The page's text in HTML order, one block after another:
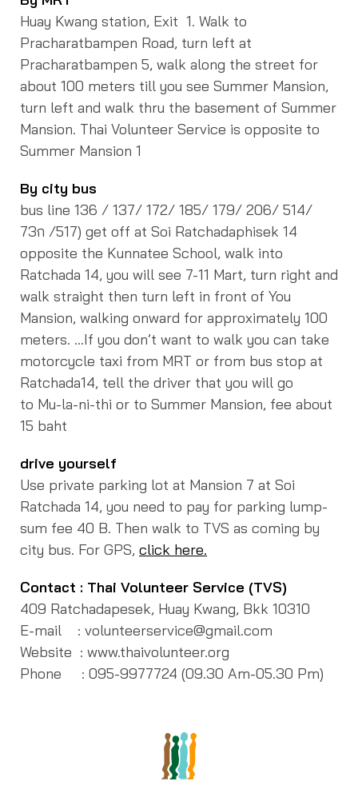
Huay Kwang station, Exit 1. Walk to
Pracharatbampen Road, turn left at
Pracharatbampen 5, walk along the street for
about 100 meters till you see Summer Mansion,
turn left and walk thru the basement of Summer
Mansion. Thai Volunteer Service is opposite to
Summer Mansion 1
By city bus
bus line 136 / 137/ 172/ 185/ 179/ 206/ 514/
73ก /517) get off at Soi Ratchadaphisek 14
opposite the Kunnatee School, walk into
Ratchada 14, you will see 7-11 Mart, turn right and
walk straight then turn left in front of You
Mansion, walking onward for approximately 100
meters. …If you don’t want to walk you can take
motorcycle taxi from MRT or from bus stop at
Ratchada14, tell the driver that you will go
to Mu-la-ni-thi or to Summer Mansion, fee about
15 baht
drive yourself
Use private parking lot at Mansion 7 at Soi
Ratchada 14, you need to pay for parking lump-
sum fee 40 B. Then walk to TVS as coming by
city bus. For GPS, click here.
Contact : Thai Volunteer Service (TVS)
409 Ratchadapesek, Huay Kwang, Bkk 10310
E-mail : volunteerservice@gmail.com
Website : www.thaivolunteer.org
Phone : 095-9977724 (09.30 Am-05.30 Pm)